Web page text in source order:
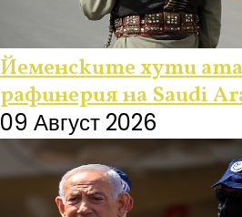
Йеменските хути
рафинерия на Saudi
09 Август 2026